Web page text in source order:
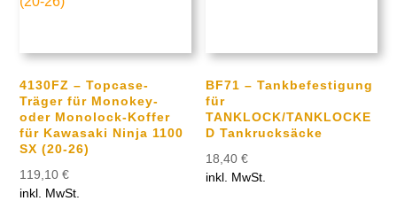
4130FZ – Topcase-
Träger für Monokey-
oder Monolock-Koffer
für Kawasaki Ninja 1100
SX (20-26)
119,10€
inkl. MwSt.
BF71 – Tankbefestigung
für
TANKLOCK/TANKLOCKE
D Tankrucksäcke
18,40€
inkl. MwSt.